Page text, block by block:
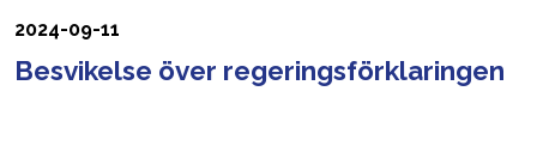
2024-09-11
Besvikelse över regeringsförklaringen